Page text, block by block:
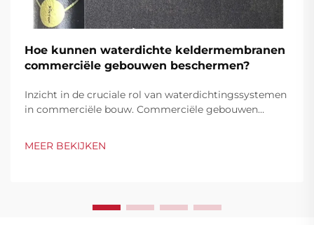
Hoe kunnen waterdichte keldermembranen
commerciële gebouwen beschermen?
Inzicht in de cruciale rol van waterdichtingssystemen
in commerciële bouw. Commerciële gebouwen
met name in hun ondergrondse constructies.
MEER BEKIJKEN